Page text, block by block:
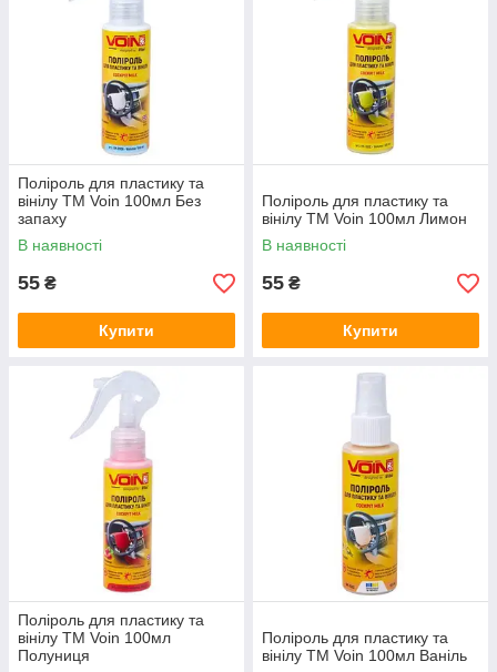
Поліроль для пластику та
вінілу ТМ Voin 100мл Без
запаху
В наявності
55 ₴
Купити
Поліроль для пластику та
вінілу ТМ Voin 100мл Лимон
В наявності
55 ₴
Купити
Поліроль для пластику та
вінілу ТМ Voin 100мл
Полуниця
Поліроль для пластику та
вінілу ТМ Voin 100мл Ваніль